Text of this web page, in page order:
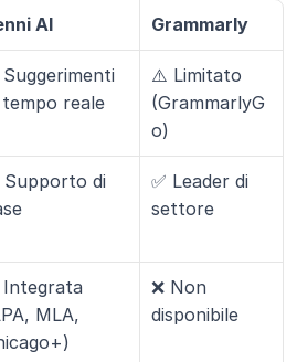
AI Grammarly
Suggerimenti
reale
⚠️ Limitato
(GrammarlyG
o)
di
✅ Leader di
settore
Integrata
MLA,
❌ Non
disponibile